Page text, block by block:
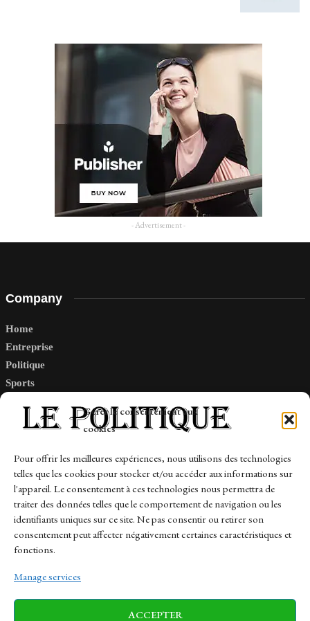
Gérer le consentement aux
cookies
Pour offrir les meilleures expériences, nous utilisons des technologies
telles que les cookies pour stocker et/ou accéder aux informations sur
l'appareil. Le consentement à ces technologies nous permettra de
traiter des données telles que le comportement de navigation ou les
identifiants uniques sur ce site. Ne pas consentir ou retirer son
consentement peut affecter négativement certaines caractéristiques et
fonctions.
Manage services
ACCEPTER
- Advertisement -
Company
Home
Entreprise
Politique
Sports
Links
Contact
Sitemap
News Finance-Marches Politics